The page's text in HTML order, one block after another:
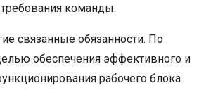
команды.
связанные обязанности. По
обеспечения эффективного и
рабочего блока.